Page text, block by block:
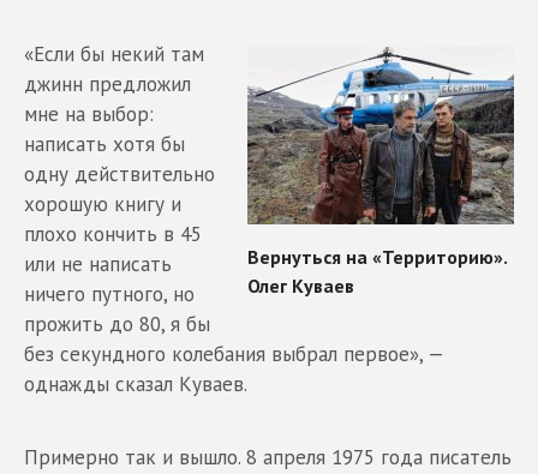
«Если бы некий там
джинн предложил
мне на выбор:
написать хотя бы
одну действительно
хорошую книгу и
плохо кончить в 45
или не написать
ничего путного, но
прожить до 80, я бы
без секундного колебания выбрал первое», —
однажды сказал Куваев.
Примерно так и вышло. 8 апреля 1975 года писатель